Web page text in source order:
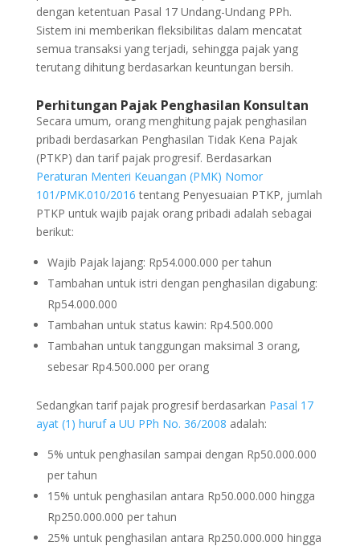
dengan ketentuan Pasal 17 Undang-Undang PPh.
Sistem ini memberikan fleksibilitas dalam mencatat
semua transaksi yang terjadi, sehingga pajak yang
terutang dihitung berdasarkan keuntungan bersih.
Perhitungan Pajak Penghasilan Konsultan
Secara umum, orang menghitung pajak penghasilan
pribadi berdasarkan Penghasilan Tidak Kena Pajak
(PTKP) dan tarif pajak progresif. Berdasarkan
Peraturan Menteri Keuangan (PMK) Nomor
101/PMK.010/2016 tentang Penyesuaian PTKP, jumlah
PTKP untuk wajib pajak orang pribadi adalah sebagai
berikut:
Wajib Pajak lajang: Rp54.000.000 per tahun
Tambahan untuk istri dengan penghasilan digabung:
Rp54.000.000
Tambahan untuk status kawin: Rp4.500.000
Tambahan untuk tanggungan maksimal 3 orang,
sebesar Rp4.500.000 per orang
Sedangkan tarif pajak progresif berdasarkan Pasal 17
ayat (1) huruf a UU PPh No. 36/2008 adalah:
5% untuk penghasilan sampai dengan Rp50.000.000
per tahun
15% untuk penghasilan antara Rp50.000.000 hingga
Rp250.000.000 per tahun
25% untuk penghasilan antara Rp250.000.000 hingga